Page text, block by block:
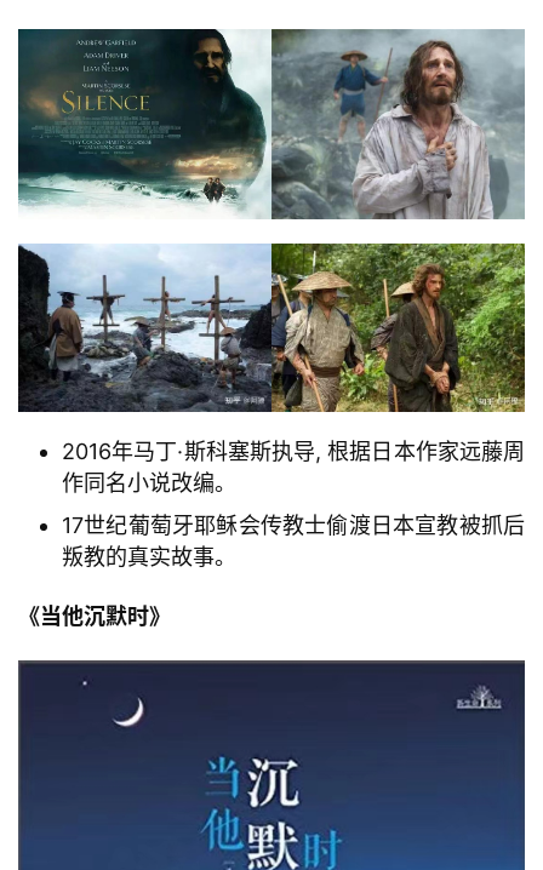
2016年马丁·斯科塞斯执导, 根据日本作家远藤周
作同名小说改编。
17世纪葡萄牙耶稣会传教士偷渡日本宣教被抓后
叛教的真实故事。
《当他沉默时》